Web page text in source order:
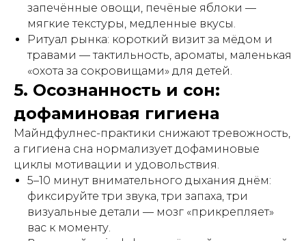
запечённые овощи, печёные яблоки —
мягкие текстуры, медленные вкусы.
Ритуал рынка: короткий визит за мёдом и
травами — тактильность, ароматы, маленькая
«охота за сокровищами» для детей.
5. Осознанность и сон:
дофаминовая гигиена
Майндфулнес-практики снижают тревожность,
а гигиена сна нормализует дофаминовые
циклы мотивации и удовольствия.
5–10 минут внимательного дыхания днём:
фиксируйте три звука, три запаха, три
визуальные детали — мозг «прикрепляет»
вас к моменту.